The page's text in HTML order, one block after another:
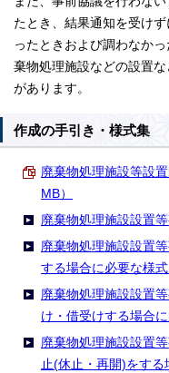
たとき、結果通知を受け
ったときおよび調わなか
棄物処理施設などの設置
があります。
作成の手引き・様式集
廃棄物処理施設等設
MB）
廃棄物処理施設設置
廃棄物処理施設設置
する場合に必要な様
廃棄物処理施設設置
け・借受けする場合
廃棄物処理施設設置
止(休止・再開)をする